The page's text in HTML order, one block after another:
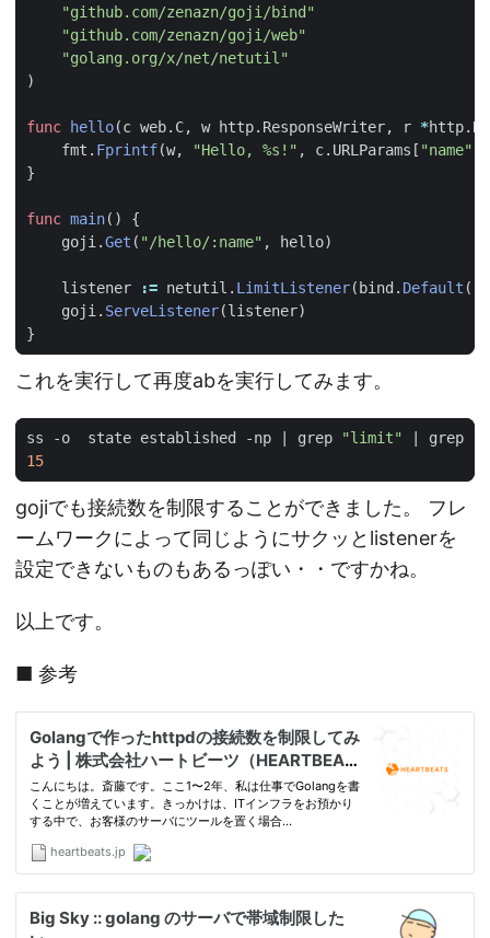
"github.com/zenazn/goji/bind"
"github.com/zenazn/goji/web"
"golang.org/x/net/netutil"
)
func hello(c web. C, w http. ResponseWriter, r *http.
fmt . Fprintf(w, "Hello, %s!" , c. URLParams [ "name"
}
func main()
{
goji .Get ( "/hello/:name" , hello)
listener := netutil . LimitListener( bind . Default (),
goji . ServeListener(listener)
}
これを実行して再度abを実行してみます。
ss -o  state established -np grep "limit" grep
15
gojiでも接続数を制限することができました。 フレ
ームワークによって同じようにサクッとlistenerを
設定できないものもあるっぽい・・ですかね。
以上です。
■ 参考